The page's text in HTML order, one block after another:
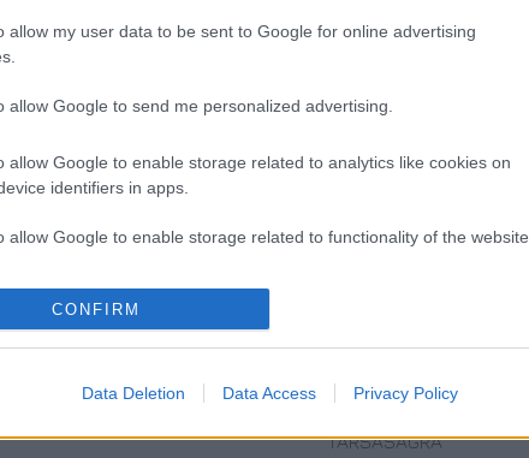
allow my user data to be sent to Google for online advertising
allow Google to send me personalized advertising.
allow Google to enable storage related to analytics like cookies on
identifiers in apps.
allow Google to enable storage related to functionality of the website
allow Google to enable storage related to personalization.
functionality and fraud prevention, and other user protection.
CONFIRM
Data Deletion Data Access Privacy Policy
„AZ EMBERT
EMBERRÉ
VASÁRNAP ZÁRT
ETNOFON AZ I.
ONIFESZT-EN
EZER EMBERRE
HANEM EGY
TÁRSASÁGRA”